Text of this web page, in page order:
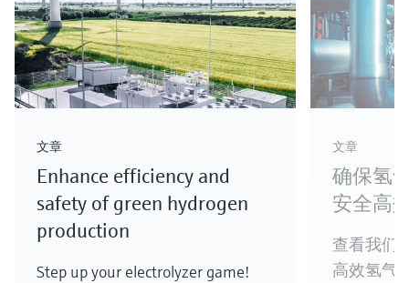
文章
Enhance efficiency and
safety of green hydrogen
production
Step up your electrolyzer game!
文章
确保氢
安全高
查看我们
高效氢气